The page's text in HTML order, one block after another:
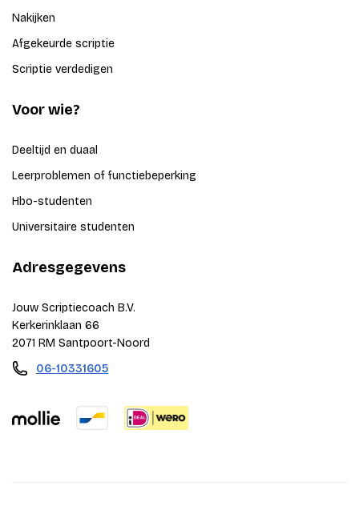
Nakijken
Afgekeurde scriptie
Scriptie verdedigen
Voor wie?
Deeltijd en duaal
Leerproblemen of functiebeperking
Hbo-studenten
Universitaire studenten
Adresgegevens
Jouw Scriptiecoach B.V.
Kerkerinklaan 66
2071 RM Santpoort-Noord
06-10331605